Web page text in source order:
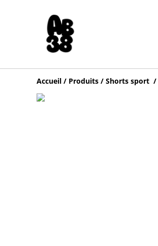
Accueil / Produits / Shorts sport /